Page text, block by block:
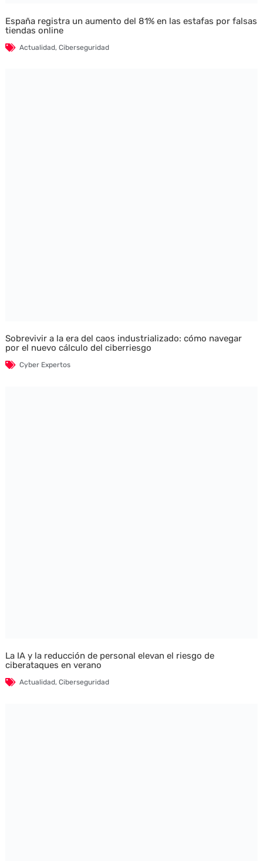
España registra un aumento del 81% en las estafas por falsas
tiendas online
Actualidad, Ciberseguridad
Sobrevivir a la era del caos industrializado: cómo navegar
por el nuevo cálculo del ciberriesgo
Cyber Expertos
La IA y la reducción de personal elevan el riesgo de
ciberataques en verano
Actualidad, Ciberseguridad